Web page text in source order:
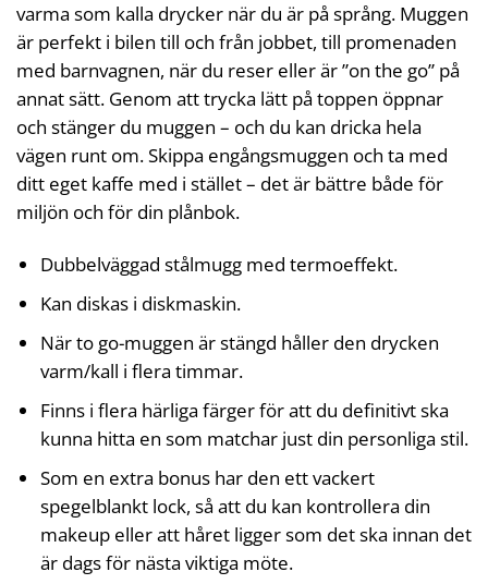
varma som kalla drycker när du är på språng. Muggen
är perfekt i bilen till och från jobbet, till promenaden
med barnvagnen, när du reser eller är ”on the go” på
annat sätt. Genom att trycka lätt på toppen öppnar
och stänger du muggen – och du kan dricka hela
vägen runt om. Skippa engångsmuggen och ta med
ditt eget kaffe med i stället – det är bättre både för
miljön och för din plånbok.
Dubbelväggad stålmugg med termoeffekt.
Kan diskas i diskmaskin.
När to go-muggen är stängd håller den drycken
varm/kall i flera timmar.
Finns i flera härliga färger för att du definitivt ska
kunna hitta en som matchar just din personliga stil.
Som en extra bonus har den ett vackert
spegelblankt lock, så att du kan kontrollera din
makeup eller att håret ligger som det ska innan det
är dags för nästa viktiga möte.